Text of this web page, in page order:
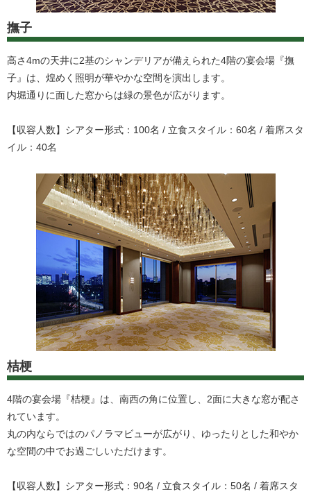
撫子
高さ4mの天井に2基のシャンデリアが備えられた4階の宴会場『撫
子』は、煌めく照明が華やかな空間を演出します。
内堀通りに面した窓からは緑の景色が広がります。
【収容人数】シアター形式：100名 / 立食スタイル：60名 / 着席スタ
イル：40名
桔梗
4階の宴会場『桔梗』は、南西の角に位置し、2面に大きな窓が配さ
れています。
丸の内ならではのパノラマビューが広がり、ゆったりとした和やか
な空間の中でお過ごしいただけます。
【収容人数】シアター形式：90名 / 立食スタイル：50名 / 着席スタ